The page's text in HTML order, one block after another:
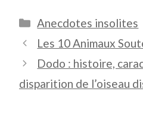
Catégories
Anecdotes insolites
Les 10 Animaux
Dodo : histoire,
disparition de l’oiseau